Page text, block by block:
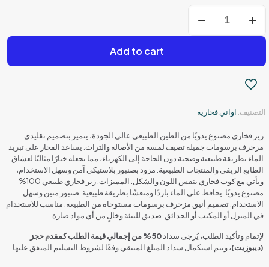
كمية
"زير
مزخرف
كوب"
Add to cart
التصنيف: اواني فخارية
زير فخاري مصنوع يدويًا من الطين الطبيعي عالي الجودة، يتميز بتصميم تقليدي
مزخرف برسومات جميلة تضيف لمسة من الأصالة والتراث. يساعد الفخار على تبريد
الماء بطريقة طبيعية وصحية دون الحاجة إلى الكهرباء، مما يجعله خيارًا مثاليًا لعشاق
الطابع الريفي والمنتجات الطبيعية. مزود بصنبور بلاستيكي آمن وسهل الاستخدام،
ويأتي مع كوب فخاري بنفس اللون والشكل. المميزات: زير فخاري طبيعي 100%
مصنوع يدويًا. يحافظ على الماء باردًا ومنعشًا بطريقة طبيعية. صنبور متين وسهل
الاستخدام. تصميم أنيق مزخرف برسومات مستوحاة من الطبيعة. مناسب للاستخدام
في المنزل أو المكتب أو الحدائق. صديق للبيئة وخالٍ من أي مواد ضارة.
لإتمام وتأكيد الطلب، يُرجى سداد
50% من إجمالي قيمة الطلب كمقدم حجز
(ديبوزيت)، ويتم استكمال سداد المبلغ المتبقي وفقًا لشروط التسليم المتفق عليها.